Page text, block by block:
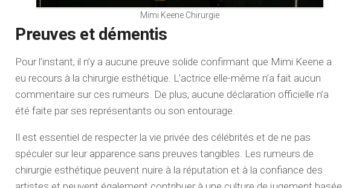
Mimi Keene Chirurgie
Preuves et démentis
Pour l’instant, il n’y a aucune preuve solide confirmant que Mimi Keene a
eu recours à la chirurgie esthétique. L’actrice elle-même n’a fait aucun
commentaire sur ces rumeurs. De plus, aucune déclaration officielle n’a
été faite par ses représentants ou son entourage.
Il est essentiel de respecter la vie privée des célébrités et de ne pas
spéculer sur leur apparence sans preuves tangibles. Les rumeurs de
chirurgie esthétique peuvent nuire à la réputation et à la confiance des